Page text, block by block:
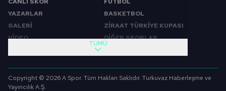
YAZARLAR
GALERİ
VİDEO
BASKETBOL
ZİRAAT TÜRKİYE KUPASI
DİĞER SPORLAR
SABAH SPORU
SPOR GÜNDEMİ
FUTBOL
TÜMÜ
Copyright © 2026 A Spor. Tüm Hakları Saklıdır. Turkuvaz Haberleşme ve
Yayıncılık A.Ş.